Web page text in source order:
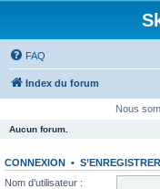
FAQ
Index du forum
Nous
Aucun forum.
CONNEXION • S’ENREGISTRER
Nom d’utilisateur :